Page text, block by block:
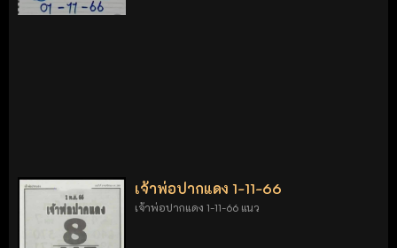
เจ้าพ่อปากแดง 1-11-66
เจ้าพ่อปากแดง 1-11-66 แนว